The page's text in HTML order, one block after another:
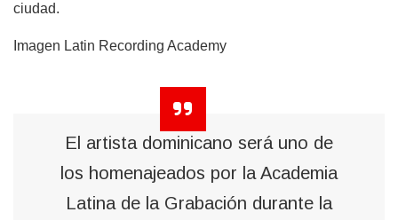
ciudad.
Imagen Latin Recording Academy
El artista dominicano será uno de
los homenajeados por la Academia
Latina de la Grabación durante la